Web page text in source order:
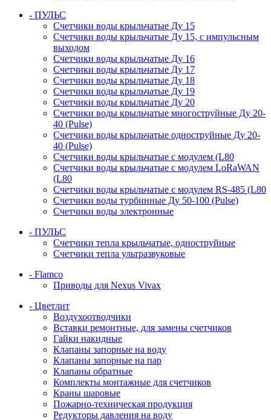
- ПУЛЬС
Счетчики воды крыльчатые Ду 15
Счетчики воды крыльчатые Ду 15, с импульсным
выходом
Счетчики воды крыльчатые Ду 16
Счетчики воды крыльчатые Ду 17
Счетчики воды крыльчатые Ду 18
Счетчики воды крыльчатые Ду 19
Счетчики воды крыльчатые Ду 20
Счетчики воды крыльчатые многоструйные Ду 20-
40 (Pulse)
Счетчики воды крыльчатые одноструйные Ду 20-
40 (Pulse)
Счетчики воды крыльчатые с модулем (L80
Счетчики воды крыльчатые с модулем LoRaWAN
(L80
Счетчики воды крыльчатые с модулем RS-485 (L80
Счетчики воды турбинные Ду 50-100 (Pulse)
Счетчики воды электронные
- ПУЛЬС
Счетчики тепла крыльчатые, одноструйные
Счетчики тепла ультразвуковые
- Flamco
Приводы для Nexus Vivax
- Цветлит
Воздухоотводчики
Вставки ремонтные, для замены счетчиков
Гайки накидные
Клапаны запорные на воду
Клапаны запорные на пар
Клапаны обратные
Комплекты монтажные для счетчиков
Краны шаровые
Пожарно-техническая продукция
Редукторы давления на воду